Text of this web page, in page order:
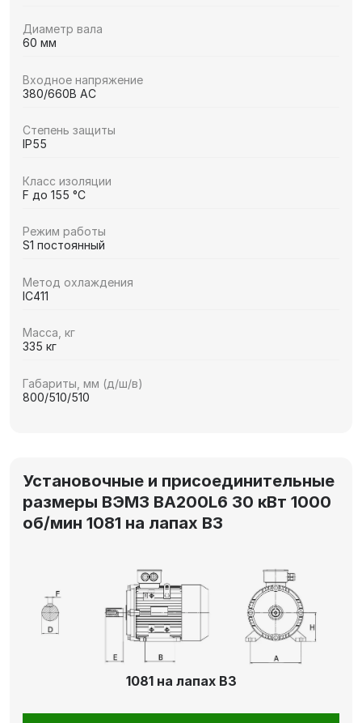
Диаметр вала
60 мм
Входное напряжение
380/660В AC
Степень защиты
IP55
Класс изоляции
F до 155 °C
Режим работы
S1 постоянный
Метод охлаждения
IC411
Масса, кг
335 кг
Габариты, мм (д/ш/в)
800/510/510
Установочные и присоединительные
размеры ВЭМЗ ВА200L6 30 кВт 1000
об/мин 1081 на лапах В3
1081 на лапах В3